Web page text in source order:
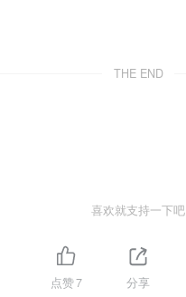
THE END
喜欢就支持一下吧
点赞7 分享